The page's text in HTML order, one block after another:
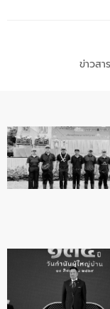
ข่าวสา